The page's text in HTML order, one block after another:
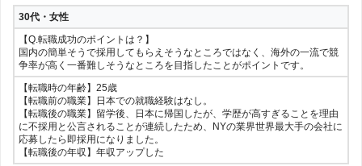
【転職後の年収】年収アップした
【転職前の職業】貿易業界、医療業界
【転職後の職業】医療英語を活かして、行政に転職しました。
【転職後の年収】年収アップした
40代・女性
【Q.転職成功のポイントは？】
例えばフランクな会話のみでなく、公式な文書の作成など英文事務作業も
行える等、具体的に英語を使ってどんな仕事が可能なのかをしっかりアピ
ールしたことだと思います。
【転職時の年齢】27歳
30代・女性
【Q.転職成功のポイントは？】
国内の簡単そうで採用してもらえそうなところではなく、海外の一流で競
争率が高く一番難しそうなところを目指したことがポイントです。
【転職時の年齢】25歳
【転職前の職業】日本での就職経験はなし。
【転職後の職業】留学後、日本に帰国したが、学歴が高すぎることを理由
に不採用と公言されることが連続したため、NYの業界世界最大手の会社に
応募したら即採用になりました。
【転職後の年収】年収アップした